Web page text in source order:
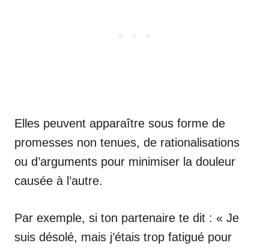
Elles peuvent apparaître sous forme de
promesses non tenues, de rationalisations
ou d’arguments pour minimiser la douleur
causée à l’autre.
Par exemple, si ton partenaire te dit : « Je
suis désolé, mais j’étais trop fatigué pour